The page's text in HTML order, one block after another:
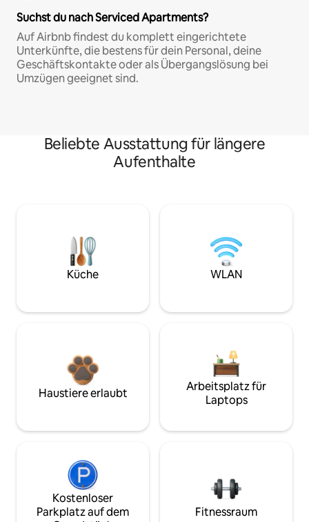
Suchst du nach Serviced Apartments?
Auf Airbnb findest du komplett eingerichtete
Unterkünfte, die bestens für dein Personal, deine
Geschäftskontakte oder als Übergangslösung bei
Umzügen geeignet sind.
Beliebte Ausstattung für längere
Aufenthalte
Küche WLAN
Haustiere erlaubt
Arbeitsplatz für
Laptops
Kostenloser
Parkplatz auf dem
Fitnessraum